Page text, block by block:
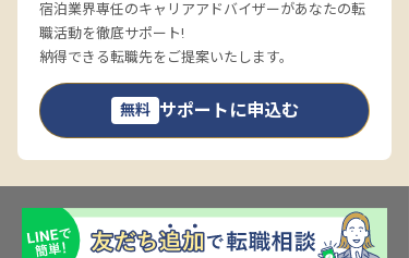
宿泊業界専任のキャリアアドバイザーがあなたの転
職活動を徹底サポート!
納得できる転職先をご提案いたします。
無料 サポートに申込む